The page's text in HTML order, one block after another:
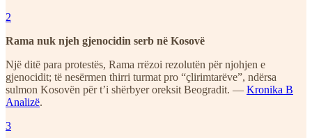
2
Rama nuk njeh gjenocidin serb në Kosovë
Një ditë para protestës, Rama rrëzoi rezolutën për njohjen e
gjenocidit; të nesërmen thirri turmat pro “çlirimtarëve”, ndërsa
sulmon Kosovën për t’i shërbyer oreksit Beogradit. — Kronika B
Analizë.
3